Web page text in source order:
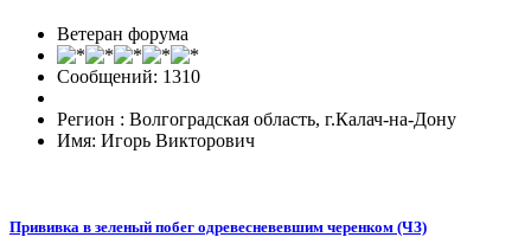
Ветеран форума
Сообщений: 1310
Регион : Волгоградская область, г.Калач-на-Дону
Имя: Игорь Викторович
Прививка в зеленый побег одревесневевшим черенком (ЧЗ)